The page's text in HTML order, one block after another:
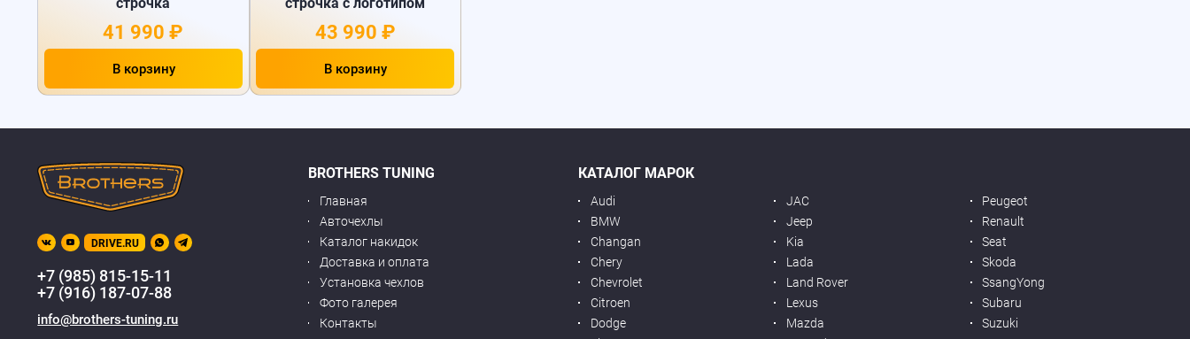
41 990 ₽
В корзину
43 990 ₽
В корзину
DRIVE.RU
+7 (985) 815-15-11
+7 (916) 187-07-88
info@brothers-tuning.ru
BROTHERS TUNING
Главная
Авточехлы
Каталог накидок
Доставка и оплата
Установка чехлов
Фото галерея
Контакты
КАТАЛОГ МАРОК
Audi
BMW
Changan
Chery
Chevrolet
Citroen
Dodge
JAC
Jeep
Kia
Lada
Land Rover
Lexus
Mazda
Peugeot
Renault
Seat
Skoda
SsangYong
Subaru
Suzuki